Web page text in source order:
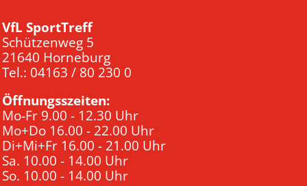
VfL SportTreff
Schützenweg 5
21640 Horneburg
Tel.: 04163 / 80 230 0
Öffnungsszeiten:
Mo-Fr 9.00 - 12.30 Uhr
Mo+Do 16.00 - 22.00 Uhr
Di+Mi+Fr 16.00 - 21.00 Uhr
Sa. 10.00 - 14.00 Uhr
So. 10.00 - 14.00 Uhr